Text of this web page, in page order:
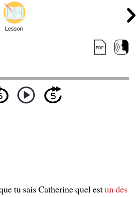
Lesson
tu sais Catherine quel estun des